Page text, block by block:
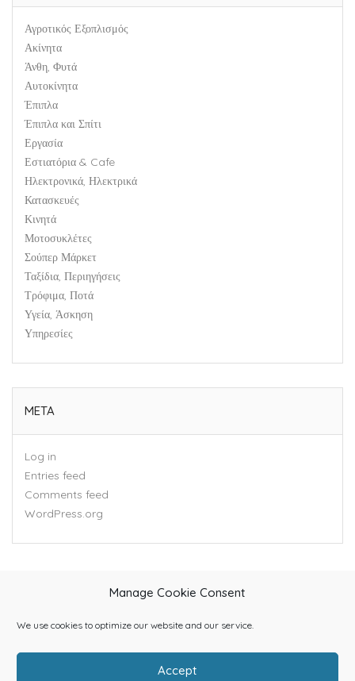
Manage Cookie Consent
We use cookies to optimize our website and our service.
Accept
Αγροτικός Εξοπλισμός
Ακίνητα
Άνθη, Φυτά
Αυτοκίνητα
Έπιπλα
Έπιπλα και Σπίτι
Εργασία
Εστιατόρια & Cafe
Ηλεκτρονικά, Ηλεκτρικά
Κατασκευές
Κινητά
Μοτοσυκλέτες
Σούπερ Μάρκετ
Ταξίδια, Περιηγήσεις
Τρόφιμα, Ποτά
Υγεία, Άσκηση
Υπηρεσίες
META
Log in
Entries feed
Comments feed
WordPress.org